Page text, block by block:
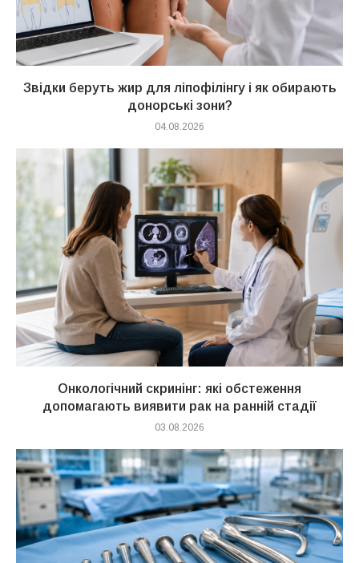
Звідки беруть жир для ліпофілінгу і як обирають
донорські зони?
04.08.2026
Онкологічний скринінг: які обстеження
допомагають виявити рак на ранній стадії
03.08.2026